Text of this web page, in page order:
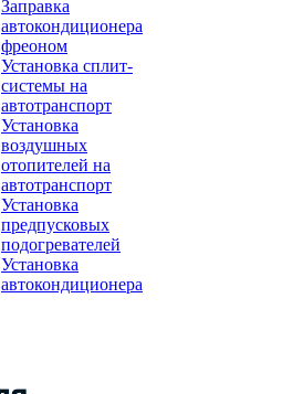
Заправка
автокондиционера
фреоном
Установка сплит-
системы на
автотранспорт
Установка
воздушных
отопителей на
автотранспорт
Установка
предпусковых
подогревателей
Установка
автокондиционера